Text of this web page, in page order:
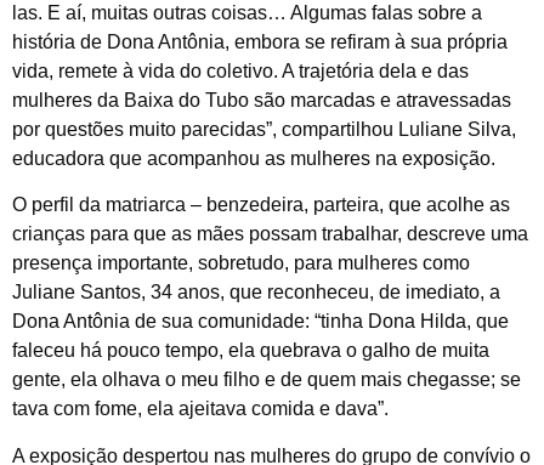
las. E aí, muitas outras coisas… Algumas falas sobre a
história de Dona Antônia, embora se refiram à sua própria
vida, remete à vida do coletivo. A trajetória dela e das
mulheres da Baixa do Tubo são marcadas e atravessadas
por questões muito parecidas”, compartilhou Luliane Silva,
educadora que acompanhou as mulheres na exposição.
O perfil da matriarca – benzedeira, parteira, que acolhe as
crianças para que as mães possam trabalhar, descreve uma
presença importante, sobretudo, para mulheres como
Juliane Santos, 34 anos, que reconheceu, de imediato, a
Dona Antônia de sua comunidade: “tinha Dona Hilda, que
faleceu há pouco tempo, ela quebrava o galho de muita
gente, ela olhava o meu filho e de quem mais chegasse; se
tava com fome, ela ajeitava comida e dava”.
A exposição despertou nas mulheres do grupo de convívio o